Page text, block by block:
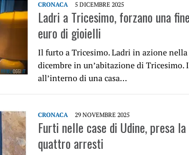
CRONACA 5 DICEMBRE 2025
Ladri a Tricesimo, forzano una
euro di gioielli
Il furto a Tricesimo. Ladri in azione
dicembre in un’abitazione di
all’interno di una casa…
CRONACA 29 NOVEMBRE 2025
Furti nelle case di Udine, presa
quattro arresti